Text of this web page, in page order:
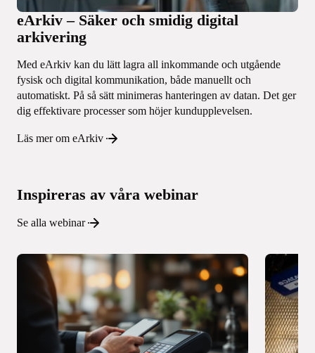
eArkiv – Säker och smidig digital
arkivering
Med eArkiv kan du lätt lagra all inkommande och utgående
fysisk och digital kommunikation, både manuellt och
automatiskt. På så sätt minimeras hanteringen av datan. Det ger
dig effektivare processer som höjer kundupplevelsen.
Läs mer om eArkiv
Inspireras av våra webinar
Se alla webinar